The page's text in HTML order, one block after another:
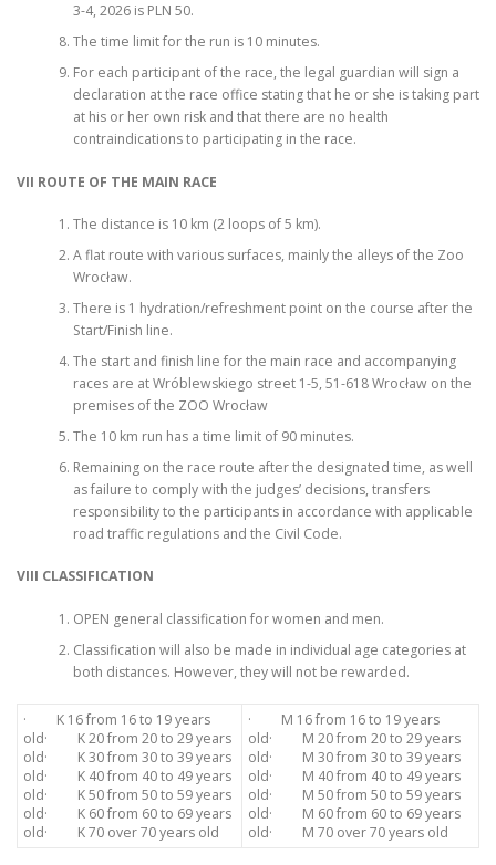
3-4, 2026 is PLN 50.
The time limit for the run is 10 minutes.
For each participant of the race, the legal guardian will sign a
declaration at the race office stating that he or she is taking part
at his or her own risk and that there are no health
contraindications to participating in the race.
VII ROUTE OF THE MAIN RACE
The distance is 10 km (2 loops of 5 km).
A flat route with various surfaces, mainly the alleys of the Zoo
Wrocław.
There is 1 hydration/refreshment point on the course after the
Start/Finish line.
The start and finish line for the main race and accompanying
races are at Wróblewskiego street 1-5, 51-618 Wrocław on the
premises of the ZOO Wrocław
The 10 km run has a time limit of 90 minutes.
Remaining on the race route after the designated time, as well
as failure to comply with the judges’ decisions, transfers
responsibility to the participants in accordance with applicable
road traffic regulations and the Civil Code.
VIII CLASSIFICATION
OPEN general classification for women and men.
Classification will also be made in individual age categories at
both distances. However, they will not be rewarded.
· K 16 from 16 to 19 years
old· K 20 from 20 to 29 years
old· K 30 from 30 to 39 years
old· K 40 from 40 to 49 years
old· K 50 from 50 to 59 years
old· K 60 from 60 to 69 years
old· K 70 over 70 years old
· M 16 from 16 to 19 years
old· M 20 from 20 to 29 years
old· M 30 from 30 to 39 years
old· M 40 from 40 to 49 years
old· M 50 from 50 to 59 years
old· M 60 from 60 to 69 years
old· M 70 over 70 years old